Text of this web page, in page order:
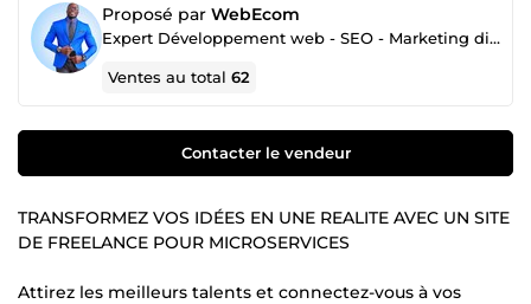
Proposé par WebEcom
Expert Développement web - SEO - Marketing digital
Ventes au total62
Contacter le vendeur
TRANSFORMEZ VOS IDÉES EN UNE REALITE AVEC UN SITE
DE FREELANCE POUR MICROSERVICES
Attirez les meilleurs talents et connectez-vous à vos